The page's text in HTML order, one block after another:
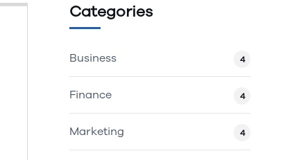
Categories
Business 4
Finance 4
Marketing 4